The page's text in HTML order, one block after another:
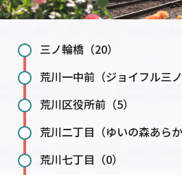
三ノ輪橋（20）
荒川一中前（ジョイフル三ノ
荒川区役所前（5）
荒川二丁目（ゆいの森あらか
荒川七丁目（0）